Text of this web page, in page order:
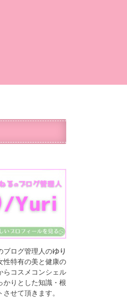
ブログ管理人のゆり
性特有の美と健康の
らコスメコンシェル
かりとした知識・根
せて頂きます。